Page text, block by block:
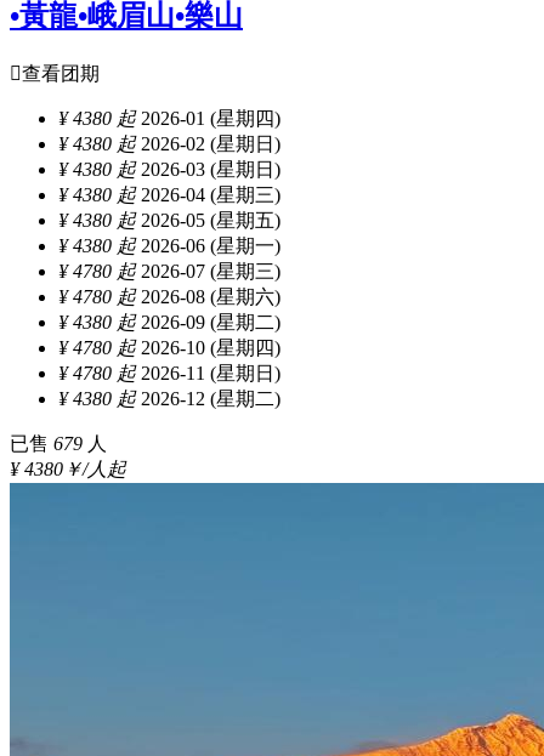
•黃龍•峨眉山•樂山
查看团期
¥ 4380 起2026-01 (星期四)
¥ 4380 起2026-02 (星期日)
¥ 4380 起2026-03 (星期日)
¥ 4380 起2026-04 (星期三)
¥ 4380 起2026-05 (星期五)
¥ 4380 起2026-06 (星期一)
¥ 4780 起2026-07 (星期三)
¥ 4780 起2026-08 (星期六)
¥ 4380 起2026-09 (星期二)
¥ 4780 起2026-10 (星期四)
¥ 4780 起2026-11 (星期日)
¥ 4380 起2026-12 (星期二)
已售 679 人
¥ 4380￥/人起